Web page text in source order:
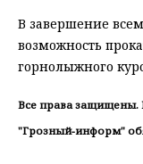
В завершение
возможность
горнолыжного
Все права защищены.
"Грозный-информ"